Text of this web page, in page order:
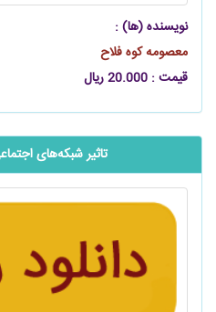
نویسنده (ها) :
معصومه کوه فلاح
قیمت : 20.000 ریال
تاثیر شبکه‌های